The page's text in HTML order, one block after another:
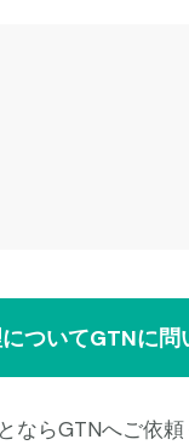
ついてGTNに問
ならGTNへご依頼